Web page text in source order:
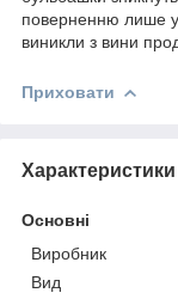
поверненню лише
виникли з вини
Приховати
Характеристики
Основні
Виробник
Вид